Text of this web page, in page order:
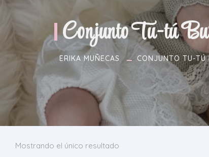
Conjunto Tu-tú
ERIKA MUÑECAS CONJUNTO TU-TÚ
Mostrando el único resultado